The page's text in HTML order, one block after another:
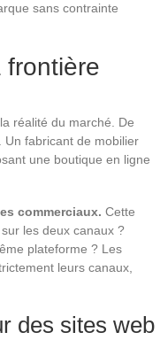
sans contrainte
frontière
réalité du marché. De
Un fabricant de mobilier
une boutique en ligne
commerciaux. Cette
les deux canaux ?
plateforme ? Les
leurs canaux,
des sites web